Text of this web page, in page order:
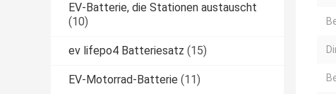
EV-Batterie, die Stationen austauscht
(10)
ev lifepo4 Batteriesatz (15)
EV-Motorrad-Batterie (11)